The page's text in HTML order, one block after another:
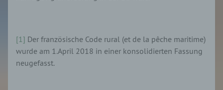
[1] Der französische Code rural (et de la pêche maritime)
wurde am 1.April 2018 in einer konsolidierten Fassung
neugefasst.
unabhängig davon, ob es sich bei ihr um einen
Mitgliedstaaten möglicherweise
personenbezogene Daten erhalten, gelten jedoch
nicht als Empfänger.